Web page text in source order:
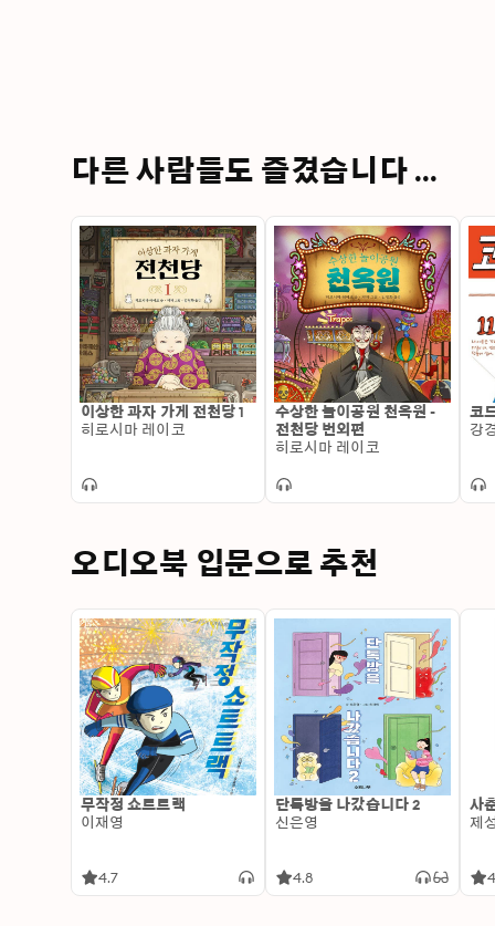
다른 사람들도 즐겼습니다 ...
이상한 과자 가게 전천당 1
히로시마 레이코
수상한 놀이공원 천옥원 -
전천당 번외편
히로시마 레이코
코
강
오디오북 입문으로 추천
무작정 쇼트트랙
이재영
4.7
단톡방을 나갔습니다 2
신은영
4.8
사
제